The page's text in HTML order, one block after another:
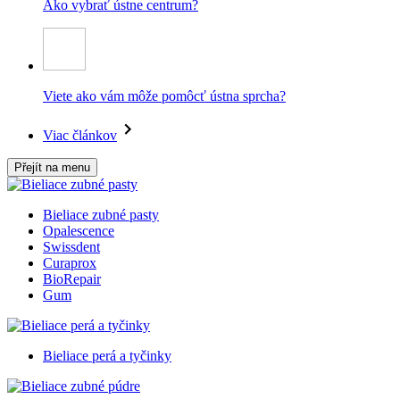
Ako vybrať ústne centrum?
Viete ako vám môže pomôcť ústna sprcha?
Viac článkov
Přejít na menu
Bieliace zubné pasty
Opalescence
Swissdent
Curaprox
BioRepair
Gum
Bieliace perá a tyčinky